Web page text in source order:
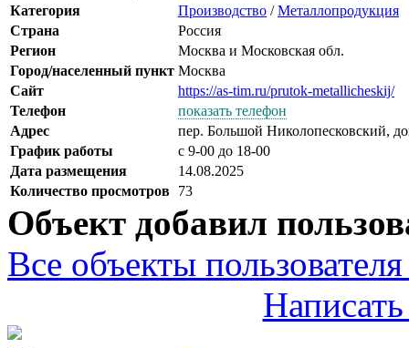
Категория Производство /Металлопродукция
Страна
Россия
Регион
Москва и Московская обл.
Город/населенный пункт Москва
Сайт
https://as-tim.ru/prutok-metallicheskij/
Телефон
показать телефон
Адрес
пер. Большой Николопесковский,
График работы
с 9-00 до 18-00
Дата размещения
14.08.2025
Количество просмотров 73
Объект добавил
Все объекты